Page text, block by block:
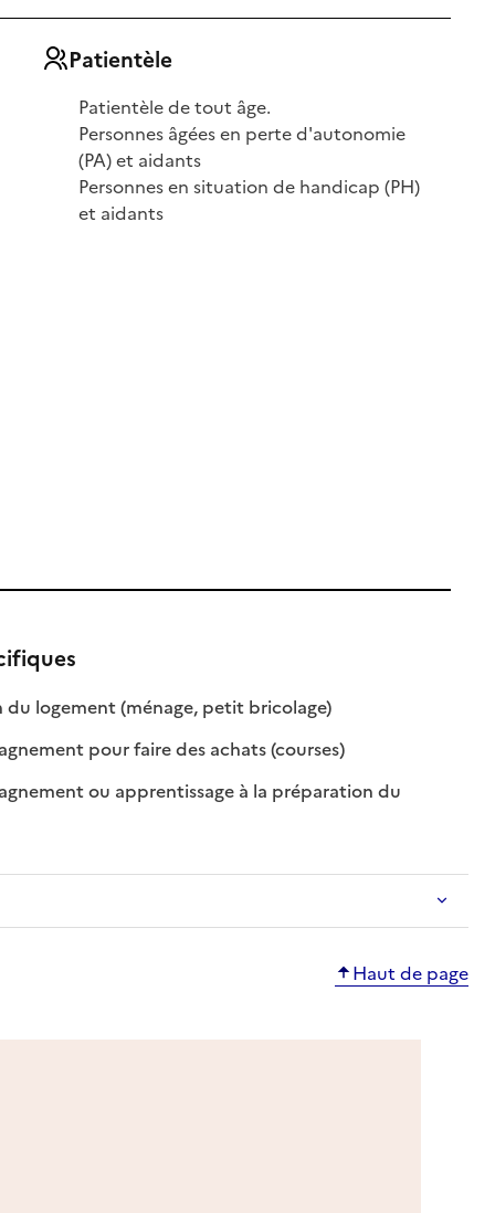
Patientèle
Patientèle de tout âge.
Personnes âgées en perte d'autonomie
(PA) et aidants
Personnes en situation de handicap (PH)
et aidants
du logement (ménage, petit bricolage): disponible
: non disponible
pour faire des achats (courses): disponible
: non disponible
ou apprentissage à la préparation du
Haut de page